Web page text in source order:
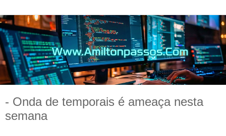
- Onda de temporais é ameaça nesta
semana